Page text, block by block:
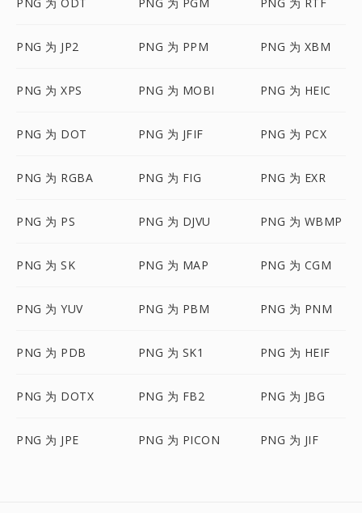
PNG 为 JP2 PNG 为 PPM PNG 为 XBM
PNG 为 XPS PNG 为 MOBI PNG 为 HEIC
PNG 为 DOT PNG 为 JFIF PNG 为 PCX
PNG 为 RGBA PNG 为 FIG PNG 为 EXR
PNG 为 PS PNG 为 DJVU PNG 为 WBMP
PNG 为 SK PNG 为 MAP PNG 为 CGM
PNG 为 YUV PNG 为 PBM PNG 为 PNM
PNG 为 PDB PNG 为 SK1 PNG 为 HEIF
PNG 为 DOTX PNG 为 FB2 PNG 为 JBG
PNG 为 JPE PNG 为 PICON PNG 为 JIF